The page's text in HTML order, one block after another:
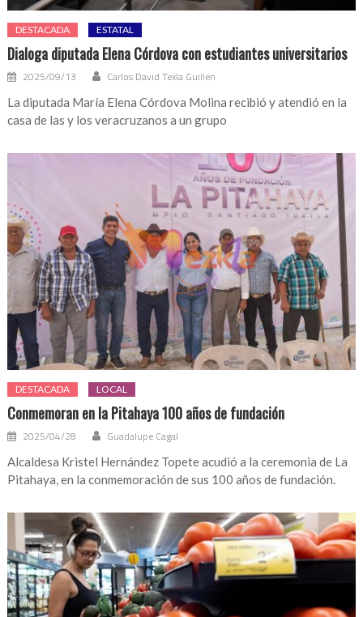
DESTACADA ESTATAL
Dialoga diputada Elena Córdova con estudiantes universitarios
2025/09/13 Carlos David Texla Guillen
La diputada María Elena Córdova Molina recibió y atendió en la
casa de las y los veracruzanos a un grupo
DESTACADA LOCAL
Conmemoran en la Pitahaya 100 años de fundación
2025/04/28 Guadalupe Cagal
Alcaldesa Kristel Hernández Topete acudió a la ceremonia de La
Pitahaya, en la conmemoración de sus 100 años de fundación.